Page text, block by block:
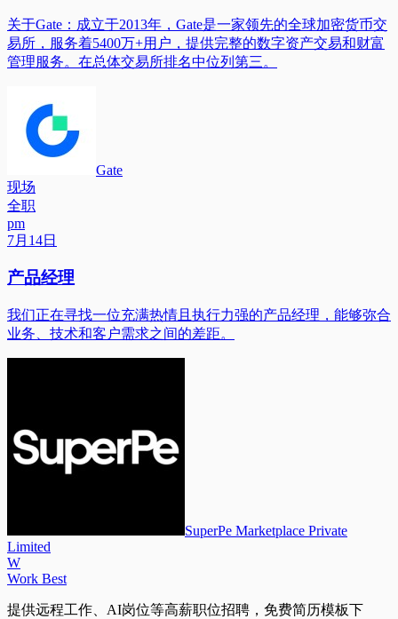
关于Gate：成立于2013年，Gate是一家领先的全球加密货币交
易所，服务着5400万+用户，提供完整的数字资产交易和财富
管理服务。在总体交易所排名中位列第三。
Gate
现场
全职
pm
7月14日
产品经理
我们正在寻找一位充满热情且执行力强的产品经理，能够弥合
业务、技术和客户需求之间的差距。
SuperPe Marketplace Private
Limited
W
Work Best
提供远程工作、AI岗位等高薪职位招聘，免费简历模板下